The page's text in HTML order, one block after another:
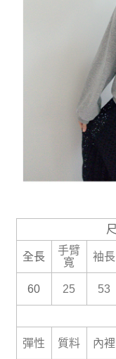
全長
手臂
寬
袖長
60 25 53
彈性 質料 內裡